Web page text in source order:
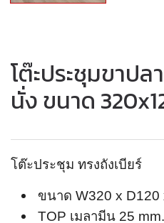
โต๊ะประชุมขาปล
นั่ง ขนาด
โต๊ะประชุม ทรงถังเบียร์
ขนาด W320 x D120
TOP เมลามีน 25